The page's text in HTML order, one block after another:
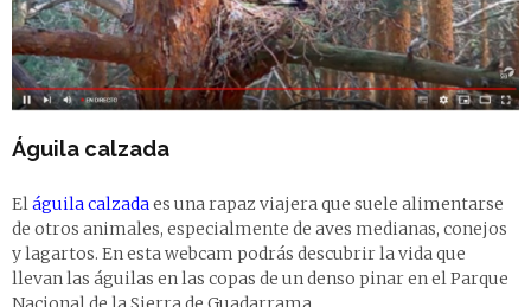
Águila calzada
El águila calzada es una rapaz viajera que suele alimentarse
de otros animales, especialmente de aves medianas, conejos
y lagartos. En esta webcam podrás descubrir la vida que
llevan las águilas en las copas de un denso pinar en el Parque